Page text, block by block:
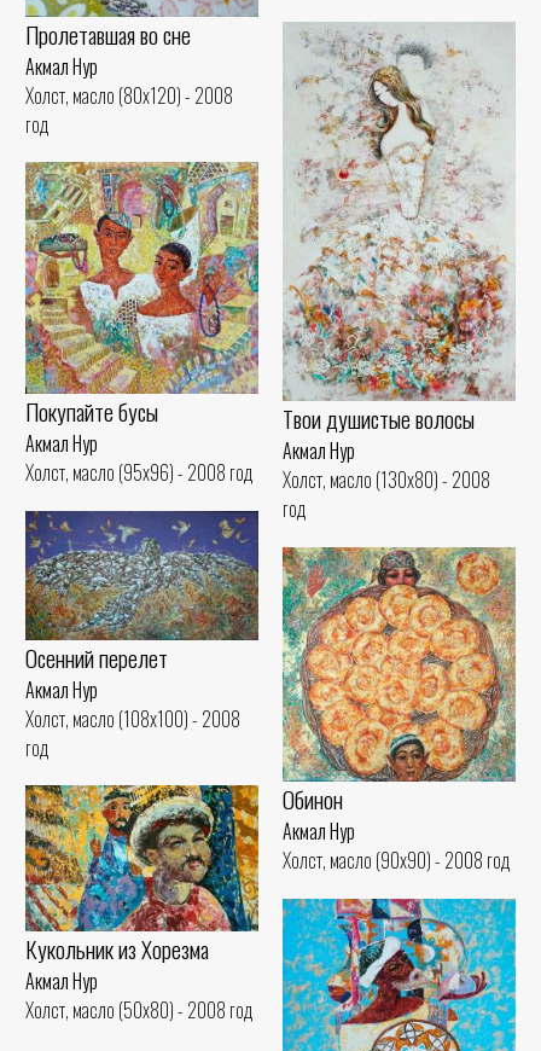
Пролетавшая во сне
Акмал Нур
Холст, масло (80x120) - 2008
год
Твои душистые волосы
Акмал Нур
Холст, масло (130x80) - 2008
год
Покупайте бусы
Акмал Нур
Холст, масло (95x96) - 2008 год
Осенний перелет
Акмал Нур
Холст, масло (108x100) - 2008
год
Обинон
Акмал Нур
Холст, масло (90x90) - 2008 год
Кукольник из Хорезма
Акмал Нур
Холст, масло (50x80) - 2008 год